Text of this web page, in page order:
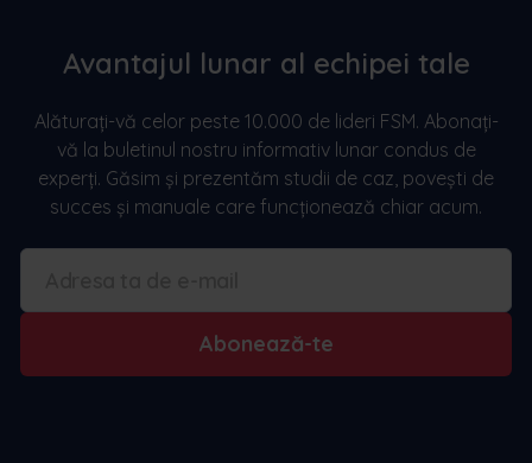
Avantajul lunar al echipei tale
Alăturați-vă celor peste 10.000 de lideri FSM. Abonați-
vă la buletinul nostru informativ lunar condus de
experți. Găsim și prezentăm studii de caz, povești de
succes și manuale care funcționează chiar acum.
Abonează-te